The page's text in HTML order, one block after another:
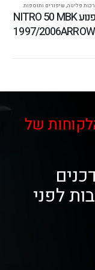
פליטה, שיפורים ותוספות
אגזוז לאופנוע NITRO 50 MBK
1997/
של
לפני